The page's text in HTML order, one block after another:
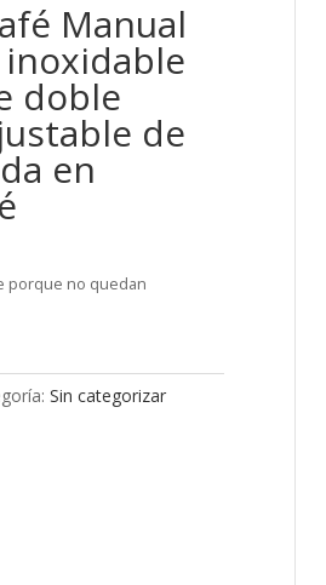
Manual
inoxidable
doble
de
en
porque no quedan
Sin categorizar